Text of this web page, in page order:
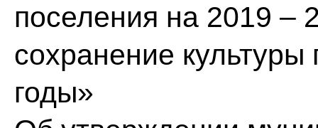
поселения на 2019 –
сохранение
годы»